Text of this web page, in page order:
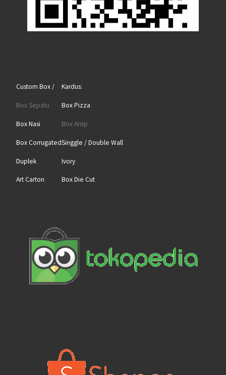
Custom Box /
Box Sepatu
Box Nasi
Box Corrugated
Duplek
Art Carton
Kardus:
Box Pizza
Box Arsip
Singgle / Double Wall
Ivory
Box Die Cut